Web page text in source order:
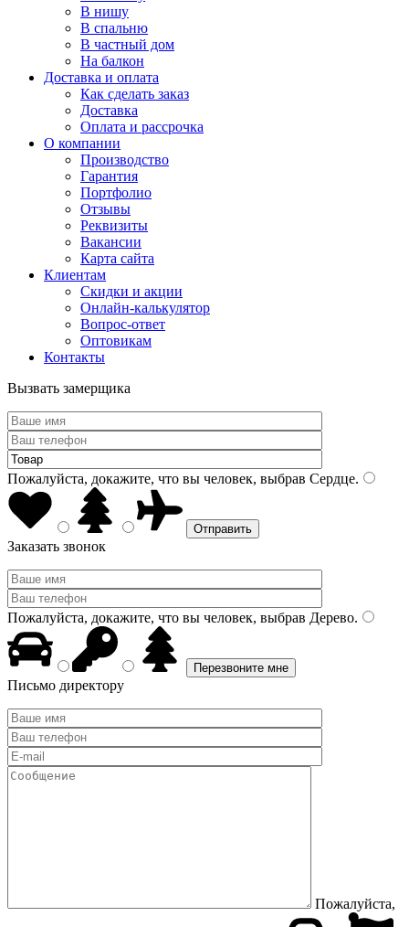
В нишу
В спальню
В частный дом
На балкон
Доставка и оплата
Как сделать заказ
Доставка
Оплата и рассрочка
О компании
Производство
Гарантия
Портфолио
Отзывы
Реквизиты
Вакансии
Карта сайта
Клиентам
Скидки и акции
Онлайн-калькулятор
Вопрос-ответ
Оптовикам
Контакты
Вызвать замерщика
Пожалуйста, докажите, что вы человек, выбрав Сердце.
Заказать звонок
Пожалуйста, докажите, что вы человек, выбрав Дерево.
Письмо директору
Пожалуйста,